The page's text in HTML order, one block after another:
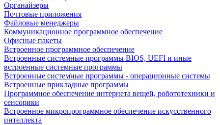
Органайзеры
Почтовые приложения
Файловые менеджеры
Коммуникационное программное обеспечение
Офисные пакеты
Встроенное программное обеспечение
Встроенные системные программы BIOS, UEFI и иные
встроенные системные программы
Встроенные системные программы - операционные системы
Встроенные прикладные программы
Программное обеспечение интернета вещей, робототехники и
сенсорики
Встроенное микропрограммное обеспечение искусственного
интеллекта